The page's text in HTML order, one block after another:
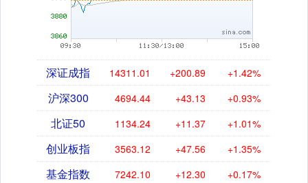
深证成指 14311.01 +200.89 +1.42%
沪深300 4694.44 +43.13 +0.93%
北证50 1134.24 +11.37 +1.01%
创业板指 3563.12 +47.56 +1.35%
基金指数 7242.10 +12.30 +0.17%